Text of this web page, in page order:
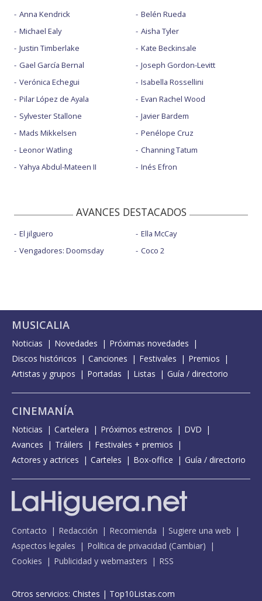
Anna Kendrick
Michael Ealy
Justin Timberlake
Gael García Bernal
Verónica Echegui
Pilar López de Ayala
Sylvester Stallone
Mads Mikkelsen
Leonor Watling
Yahya Abdul-Mateen II
Belén Rueda
Aisha Tyler
Kate Beckinsale
Joseph Gordon-Levitt
Isabella Rossellini
Evan Rachel Wood
Javier Bardem
Penélope Cruz
Channing Tatum
Inés Efron
AVANCES DESTACADOS
El jilguero
Vengadores: Doomsday
Ella McCay
Coco 2
MUSICALIA
Noticias Novedades
Próximas novedades
Discos históricos
Canciones Festivales
Premios
Artistas y grupos
Portadas Listas Guía / directorio
CINEMANÍA
Noticias Cartelera Próximos estrenos
DVD
Avances
Tráilers
Festivales + premios
Actores y actrices
Carteles Box-office Guía / directorio
Contacto Redacción Recomienda
Sugiere una web
Aspectos legales
Política de privacidad (Cambiar)
Cookies
Publicidad y webmasters RSS
Otros servicios: Chistes | Top10Listas.com